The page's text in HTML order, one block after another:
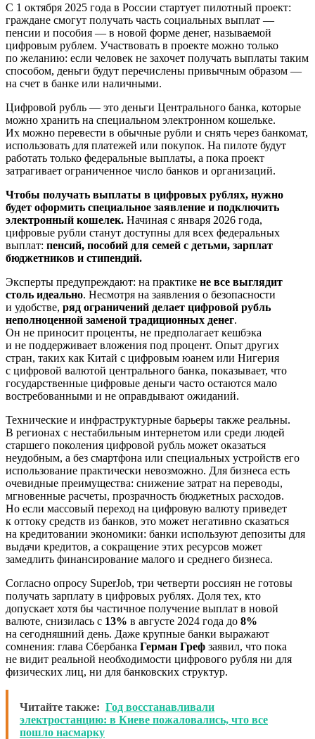
С 1 октября 2025 года в России стартует пилотный проект:
граждане смогут получать часть социальных выплат —
пенсии и пособия — в новой форме денег, называемой
цифровым рублем. Участвовать в проекте можно только
по желанию: если человек не захочет получать выплаты таким
способом, деньги будут перечислены привычным образом —
на счет в банке или наличными.
Цифровой рубль — это деньги Центрального банка, которые
можно хранить на специальном электронном кошельке.
Их можно перевести в обычные рубли и снять через банкомат,
использовать для платежей или покупок. На пилоте будут
работать только федеральные выплаты, а пока проект
затрагивает ограниченное число банков и организаций.
Чтобы получать выплаты в цифровых рублях, нужно
будет оформить специальное заявление и подключить
электронный кошелек. Начиная с января 2026 года,
цифровые рубли станут доступны для всех федеральных
выплат: пенсий, пособий для семей с детьми, зарплат
бюджетников и стипендий.
Эксперты предупреждают: на практике не все выглядит
столь идеально. Несмотря на заявления о безопасности
и удобстве, ряд ограничений делает цифровой рубль
неполноценной заменой традиционных денег.
Он не приносит проценты, не предполагает кешбэка
и не поддерживает вложения под процент. Опыт других
стран, таких как Китай с цифровым юанем или Нигерия
с цифровой валютой центрального банка, показывает, что
государственные цифровые деньги часто остаются мало
востребованными и не оправдывают ожиданий.
Технические и инфраструктурные барьеры также реальны.
В регионах с нестабильным интернетом или среди людей
старшего поколения цифровой рубль может оказаться
неудобным, а без смартфона или специальных устройств его
использование практически невозможно. Для бизнеса есть
очевидные преимущества: снижение затрат на переводы,
мгновенные расчеты, прозрачность бюджетных расходов.
Но если массовый переход на цифровую валюту приведет
к оттоку средств из банков, это может негативно сказаться
на кредитовании экономики: банки используют депозиты для
выдачи кредитов, а сокращение этих ресурсов может
замедлить финансирование малого и среднего бизнеса.
Согласно опросу SuperJob, три четверти россиян не готовы
получать зарплату в цифровых рублях. Доля тех, кто
допускает хотя бы частичное получение выплат в новой
валюте, снизилась с 13% в августе 2024 года до 8%
на сегодняшний день. Даже крупные банки выражают
сомнения: глава Сбербанка Герман Греф заявил, что пока
не видит реальной необходимости цифрового рубля ни для
физических лиц, ни для банковских структур.
Читайте также: Год восстанавливали
электростанцию: в Киеве пожаловались, что все
пошло насмарку